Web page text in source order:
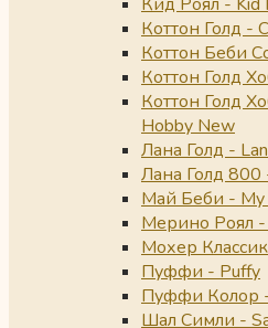
Коттон Голд -
Коттон Беби
Коттон Голд
Коттон Голд
Hobby New
Лана Голд -
Лана Голд 800
Май Беби - My
Мерино Роял -
Мохер
Пуффи - Puffy
Пуффи Колор
Шал Симли -